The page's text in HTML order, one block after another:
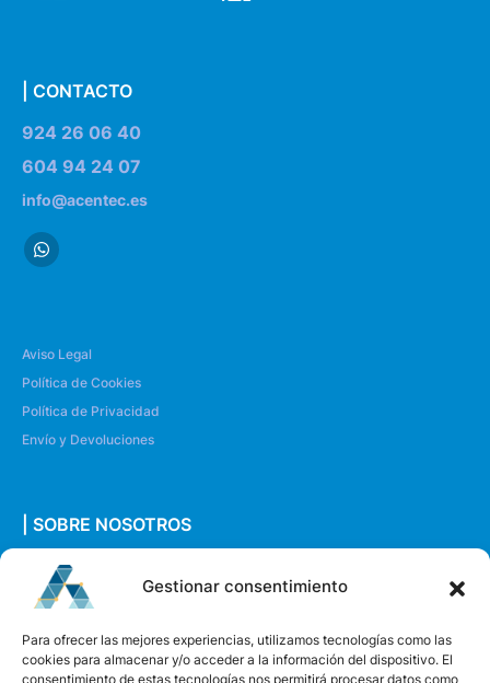
Gestionar consentimiento
Para ofrecer las mejores experiencias, utilizamos tecnologías como las
cookies para almacenar y/o acceder a la información del dispositivo. El
consentimiento de estas tecnologías nos permitirá procesar datos como
| CONTACTO
924 26 06 40
604 94 24 07
info@acentec.es
Aviso Legal
Política de Cookies
Política de Privacidad
Envío y Devoluciones
| SOBRE NOSOTROS
Quiénes somos
Envíanos un mensaje